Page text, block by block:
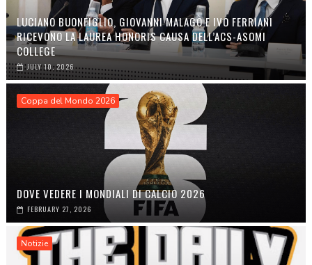
LUCIANO BUONFIGLIO, GIOVANNI MALAGÒ E IVO FERRIANI
RICEVONO LA LAUREA HONORIS CAUSA DELL’ACS-ASOMI
COLLEGE
JULY 10, 2026
Coppa del Mondo 2026
DOVE VEDERE I MONDIALI DI CALCIO 2026
FEBRUARY 27, 2026
Notizie